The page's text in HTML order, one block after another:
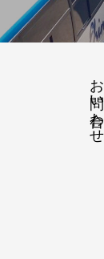
お問い合わせ